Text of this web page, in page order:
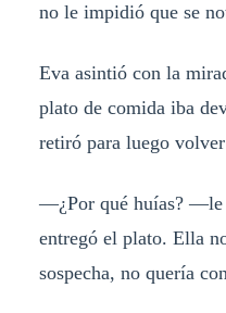
no le impidió que se
Eva asintió con la
plato de comida iba
retiró para luego
—¿Por qué huías? —le
entregó el plato. Ella
sospecha, no quería